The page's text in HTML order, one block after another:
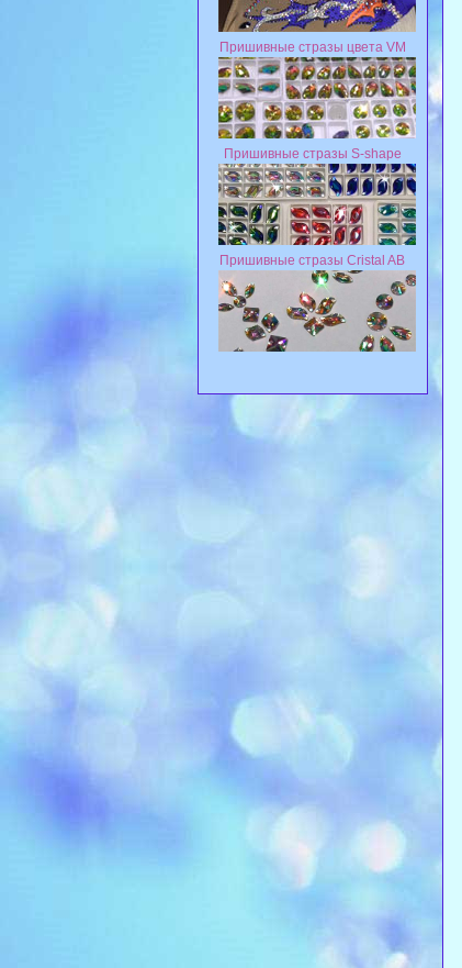
Пришивные стразы цвета VM
Пришивные стразы S-shape
Пришивные стразы Cristal AB